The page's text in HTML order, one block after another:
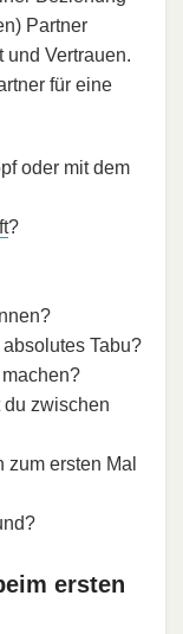
Partner
und Vertrauen.
für eine
oder mit dem
?
Tabu?
zwischen
ersten Mal
ersten